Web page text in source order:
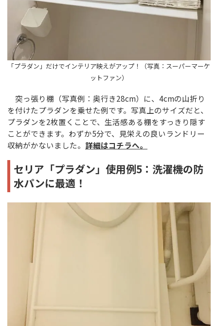
「プラダン」だけでインテリア映えがアップ！（写真：スーパーマーケ
ットファン）
突っ張り棚（写真例：奥行き28cm）に、4cmの山折り
を付けたプラダンを乗せた例です。写真上のサイズだと、
プラダンを2枚置くことで、生活感ある棚をすっきり隠す
ことができます。わずか5分で、見栄えの良いランドリー
収納がかないました。 詳細はコチラへ。
セリア「プラダン」使用例5：洗濯機の防
水パンに最適！